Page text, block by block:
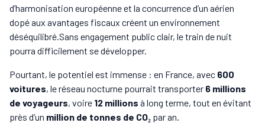
d’harmonisation européenne et la concurrence d’un aérien
dopé aux avantages fiscaux créent un environnement
déséquilibré.Sans engagement public clair, le train de nuit
pourra difficilement se développer.
Pourtant, le potentiel est immense : en France, avec 600
voitures, le réseau nocturne pourrait transporter 6 millions
de voyageurs, voire 12 millions à long terme, tout en évitant
près d’un million de tonnes de CO₂ par an.